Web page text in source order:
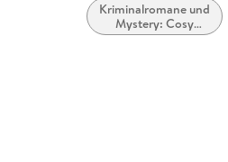
Kriminalromane und
Mystery: Cosy
Mystery